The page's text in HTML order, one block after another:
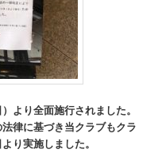
より全面施行されました。
律に基づき当クラブもクラ
り実施しました。